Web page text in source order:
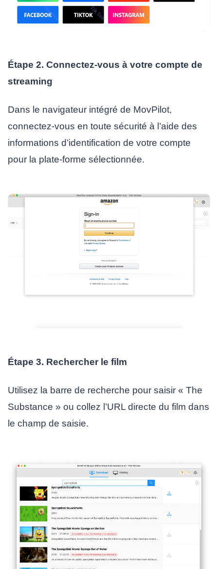
Étape 2. Connectez-vous à votre compte de
streaming
Dans le navigateur intégré de MovPilot,
connectez-vous en toute sécurité à l’aide des
informations d’identification de votre compte
pour la plate-forme sélectionnée.
Étape 3. Rechercher le film
Utilisez la barre de recherche pour saisir « The
Substance » ou collez l’URL directe du film dans
le champ de saisie.